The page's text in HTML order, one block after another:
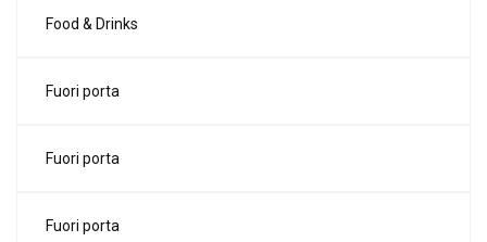
Food & Drinks
Fuori porta
Fuori porta
Fuori porta